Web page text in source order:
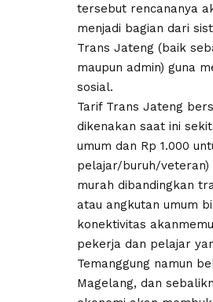
tersebut rencananya
menjadi bagian dari
Trans Jateng (baik
maupun admin) guna
sosial.
Tarif Trans Jateng
dikenakan saat ini
umum dan Rp 1.000
pelajar/buruh/veteran)
murah dibandingkan
atau angkutan umum
konektivitas
pekerja dan pelajar
Temanggung namun
Magelang, dan